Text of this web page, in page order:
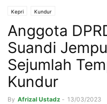
Kepri Kundur
Anggota
Suandi
Sejumlah
Kundur
By Afrizal Ustadz - 13/03/2023